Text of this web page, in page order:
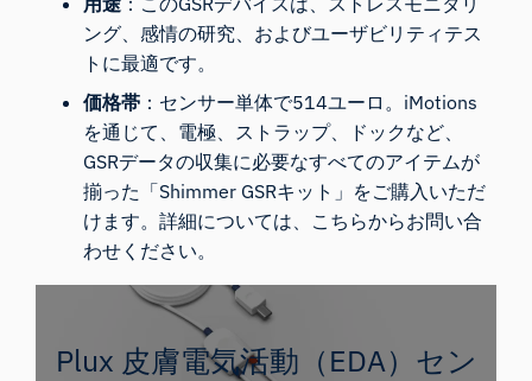
ング、感情の研究、およびユーザビリティテス
トに最適です。
価格帯 ：センサー単体で514ユーロ。iMotions
を通じて、電極、ストラップ、ドックなど、
GSRデータの収集に必要なすべてのアイテムが
揃った「Shimmer GSRキット 」をご購入いただ
けます。詳細については、こちらからお問い合
わせください。
Plux 皮膚電気活動（EDA）セン